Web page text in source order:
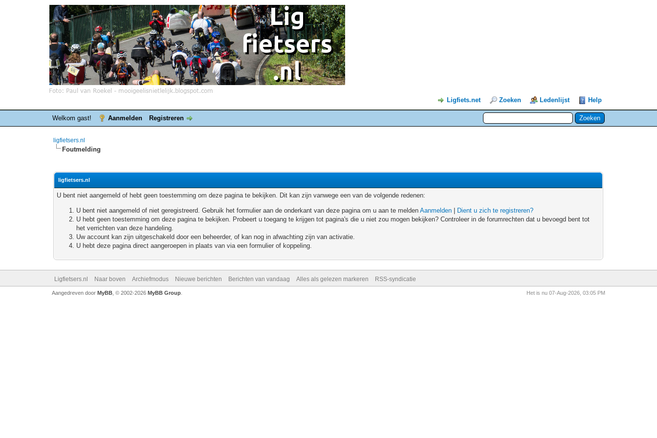
Ligfiets.net Zoeken Ledenlijst Help
Welkom gast! Aanmelden Registreren
ligfietsers.nl
Foutmelding
ligfietsers.nl
U bent niet aangemeld of hebt geen toestemming om deze pagina te bekijken. Dit kan zijn vanwege een van de volgende redenen:
U bent niet aangemeld of niet geregistreerd. Gebruik het formulier aan de onderkant van deze pagina om u aan te meldenAanmelden
Dient u zich te registreren?
U hebt geen toestemming om deze pagina te bekijken. Probeert u toegang te krijgen tot pagina's die u niet zou mogen bekijken? Controleer in de forumrechten dat u bevoegd bent tot
het verrichten van deze handeling.
Uw account kan zijn uitgeschakeld door een beheerder, of kan nog in afwachting zijn van activatie.
U hebt deze pagina direct aangeroepen in plaats van via een formulier of koppeling.
Ligfietsers.nl Naar boven Archiefmodus Nieuwe berichten Berichten van vandaag Alles als gelezen markeren RSS-syndicatie
Het is nu 07-Aug-2026, 03:05 PM
Aangedreven door MyBB, © 2002-2026 MyBB Group.